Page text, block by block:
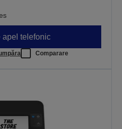
apel telefonic
Comparare